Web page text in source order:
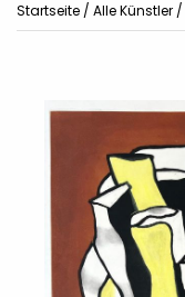
Startseite / Alle Künstler /